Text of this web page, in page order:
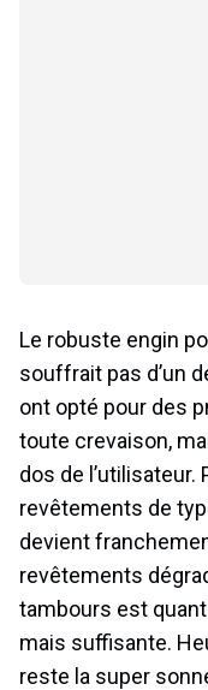
Le robuste engin
souffrait pas d’un
ont opté pour des
toute crevaison,
dos de
revêtements de
devient
revêtements
tambours est
mais suffisante.
reste la super